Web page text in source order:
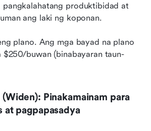
pangkalahatang produktibidad at
ang laki ng koponan.
plano. Ang mga bayad na plano
$250/buwan (binabayaran taun-
Pinakamainam para
at pagpapasadya